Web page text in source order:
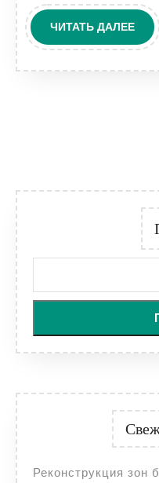
ЧИТАТЬ ДАЛЕЕ
Реконструкция зон